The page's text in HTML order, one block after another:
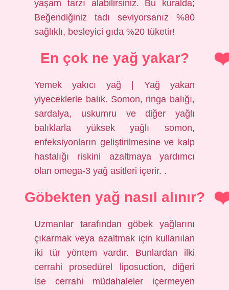
yaşam tarzı alabilirsiniz. Bu kuralda;
Beğendiğiniz tadı seviyorsanız %80
sağlıklı, besleyici gıda %20 tüketir!
En çok ne yağ yakar?
Yemek yakıcı yağ | Yağ yakan
yiyeceklerle balık. Somon, ringa balığı,
sardalya, uskumru ve diğer yağlı
balıklarla yüksek yağlı somon,
enfeksiyonların geliştirilmesine ve kalp
hastalığı riskini azaltmaya yardımcı
olan omega-3 yağ asitleri içerir. .
Göbekten yağ nasıl alınır?
Uzmanlar tarafından göbek yağlarını
çıkarmak veya azaltmak için kullanılan
iki tür yöntem vardır. Bunlardan ilki
cerrahi prosedürel liposuction, diğeri
ise cerrahi müdahaleler içermeyen